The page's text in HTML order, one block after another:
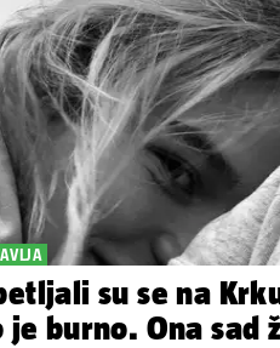
su se na
je burno. Ona sad